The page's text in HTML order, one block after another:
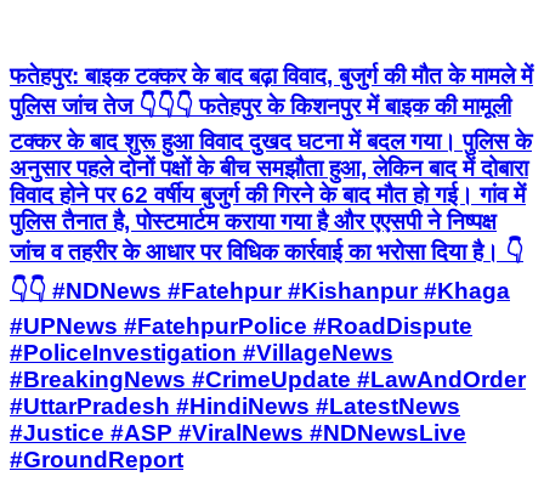
फतेहपुर: बाइक टक्कर के बाद बढ़ा विवाद, बुजुर्ग की मौत के मामले में
पुलिस जांच तेज 👇👇👇 फतेहपुर के किशनपुर में बाइक की मामूली
टक्कर के बाद शुरू हुआ विवाद दुखद घटना में बदल गया। पुलिस के
अनुसार पहले दोनों पक्षों के बीच समझौता हुआ, लेकिन बाद में दोबारा
विवाद होने पर 62 वर्षीय बुजुर्ग की गिरने के बाद मौत हो गई। गांव में
पुलिस तैनात है, पोस्टमार्टम कराया गया है और एएसपी ने निष्पक्ष
जांच व तहरीर के आधार पर विधिक कार्रवाई का भरोसा दिया है। 👇
👇👇 #NDNews #Fatehpur #Kishanpur #Khaga
#UPNews #FatehpurPolice #RoadDispute
#PoliceInvestigation #VillageNews
#BreakingNews #CrimeUpdate #LawAndOrder
#UttarPradesh #HindiNews #LatestNews
#Justice #ASP #ViralNews #NDNewsLive
#GroundReport